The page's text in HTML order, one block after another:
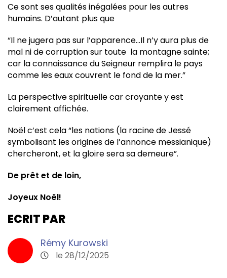
Ce sont ses qualités inégalées pour les autres
humains. D’autant plus que
“Il ne jugera pas sur l’apparence…Il n’y aura plus de
mal ni de corruption sur toute la montagne sainte;
car la connaissance du Seigneur remplira le pays
comme les eaux couvrent le fond de la mer.”
La perspective spirituelle car croyante y est
clairement affichée.
Noël c’est cela “les nations (la racine de Jessé
symbolisant les origines de l’annonce messianique)
chercheront, et la gloire sera sa demeure”.
De prêt et de loin,
Joyeux Noël!
ECRIT PAR
Rémy Kurowski
le 28/12/2025